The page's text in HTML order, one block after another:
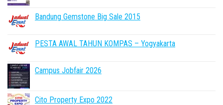
Bandung Gemstone Big Sale 2015
PESTA AWAL TAHUN KOMPAS – Yogyakarta
Campus Jobfair 2026
Cito Property Expo 2022